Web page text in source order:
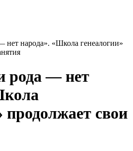
нет народа». «Школа генеалогии»
рода — нет
продолжает свои